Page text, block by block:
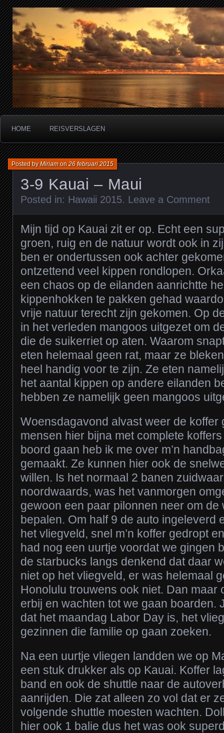
Miriam's reisverslagen
HOME REISVERSLAGEN
3-9 Kauai – Maui
Posted byMiriamon26 februari 2015
Posted in: Hawaii 2015. Leave a Comment
Mijn tijd op Kauai zit er op. Echt een
groen, ruig en de natuur wordt ook in
ben er ondertussen ook achter
ontzettend veel kippen rondlopen.
een chaos op de eilanden aanrichtte
kippenhokken te pakken gehad
vrije natuur terecht zijn gekomen. Op
in het verleden mangoos uitgezet om
die de suikerriet op aten. Waarom
eten helemaal geen rat, maar ze
heel handig voor te zijn. Ze eten
het aantal kippen op andere eilanden
hebben ze namelijk geen mangoos
Woensdagavond alvast weer de koffer
mensen hier bijna met complete
boord gaan heb ik me over m’n
gemaakt. Ze kunnen hier ook de
willen. Is het normaal 2 banen
noordwaards, was het vanmorgen
gewoon een paar pilonnen neer om de
bepalen. Om half 9 de auto ingeleverd
het vliegveld, snel m’n koffer gedropt
had nog een uurtje voordat we gingen
de starbucks langs denkend dat daar
niet op het vliegveld, er was helemaal
Honolulu trouwens ook niet. Dan maar
erbij en wachten tot we gaan boarden.
dat het maandag Labor Day is, het
gezinnen die familie op gaan zoeken.
Na een uurtje vliegen landden we op
een stuk drukker als op Kauai. Koffer
band en ook de shuttle naar de
aanrijden. Die zat alleen zo vol dat er
volgende shuttle moesten wachten.
hier ook 1 balie dus het was ook